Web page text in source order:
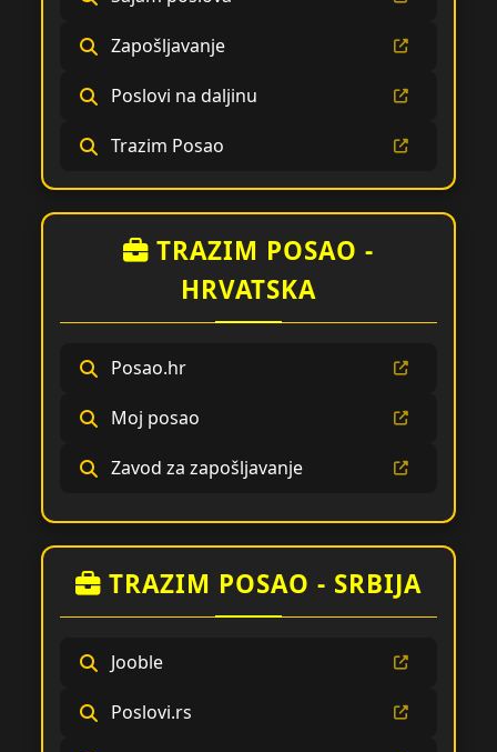
Zapošljavanje
Poslovi na daljinu
Trazim Posao
TRAZIM POSAO -
HRVATSKA
Posao.hr
Moj posao
Zavod za zapošljavanje
TRAZIM POSAO - SRBIJA
Jooble
Poslovi.rs